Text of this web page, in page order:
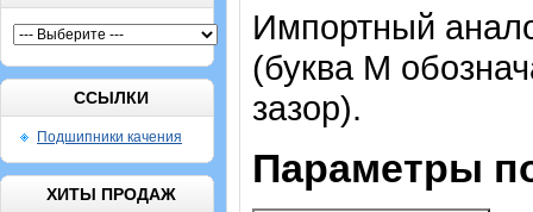
ССЫЛКИ
Подшипники качения
ХИТЫ ПРОДАЖ
Импортный
(буква М
зазор).
Параметры